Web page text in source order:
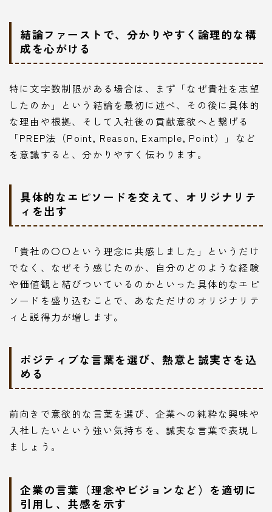
結論ファーストで、分かりやすく論理的な構
成を心がける
特に文字数制限がある場合は、まず「なぜ貴社を志望
したのか」という結論を最初に述べ、その後に具体的
な理由や根拠、そして入社後の貢献意欲へと繋げる
「PREP法（Point, Reason, Example, Point）」など
を意識すると、分かりやすく伝わります。
具体的なエピソードを交えて、オリジナリテ
ィを出す
「貴社の〇〇という理念に共感しました」というだけ
でなく、なぜそう感じたのか、自分のどのような経験
や価値観と結びついているのかといった具体的なエピ
ソードを盛り込むことで、あなただけのオリジナリテ
ィと説得力が増します。
ポジティブな言葉を選び、熱意と誠実さを込
める
前向きで意欲的な言葉を選び、企業への純粋な興味や
入社したいという強い気持ちを、誠実な言葉で表現し
ましょう。
企業の言葉（理念やビジョンなど）を適切に
引用し、共感を示す